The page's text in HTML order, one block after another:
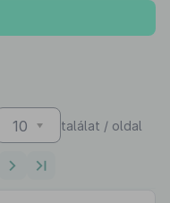
10 találat / oldal